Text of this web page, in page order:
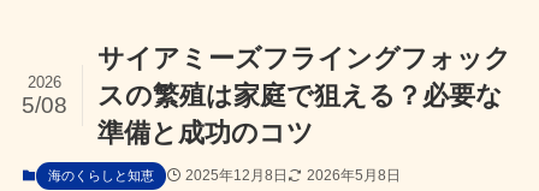
サイアミーズフライングフォック
スの繁殖は家庭で狙える？必要な
準備と成功のコツ
2026
5/08
海のくらしと知恵 2025年12月8日 2026年5月8日